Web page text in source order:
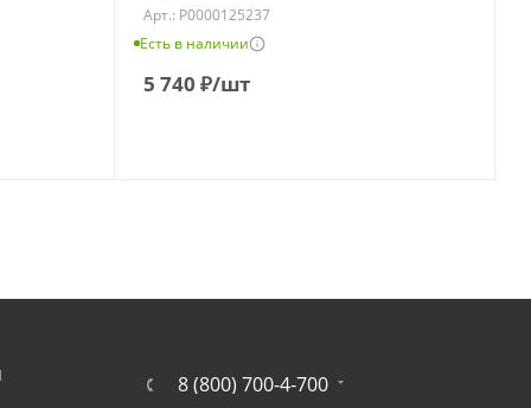
Арт.: Р0000125237
Есть в наличии
5 740 ₽/шт
8 (800) 700-4-700